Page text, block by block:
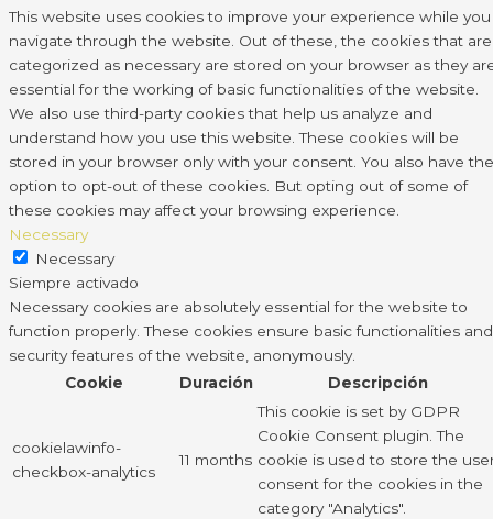
This website uses cookies to improve your experience while you
navigate through the website. Out of these, the cookies that are
categorized as necessary are stored on your browser as they
essential for the working of basic functionalities of the website.
We also use third-party cookies that help us analyze and
understand how you use this website. These cookies will be
stored in your browser only with your consent. You also have the
option to opt-out of these cookies. But opting out of some of
these cookies may affect your browsing experience.
Necessary
Necessary
Siempre activado
Necessary cookies are absolutely essential for the website to
function properly. These cookies ensure basic functionalities and
security features of the website, anonymously.
Cookie
Duración Descripción
cookielawinfo-
checkbox-analytics
11 months
This cookie is set by GDPR
Cookie Consent plugin. The
cookie is used to store the
consent for the cookies in the
category "Analytics".